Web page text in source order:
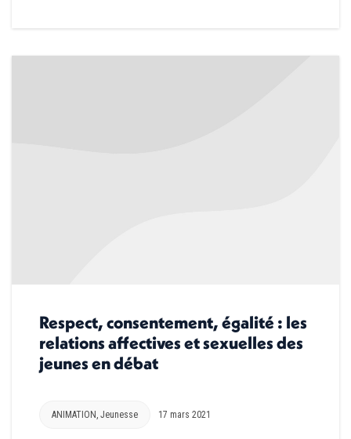
Respect, consentement, égalité : les
relations affectives et sexuelles des
jeunes en débat
ANIMATION , Jeunesse 17 mars 2021